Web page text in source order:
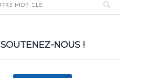
SOUTENEZ-NOUS !